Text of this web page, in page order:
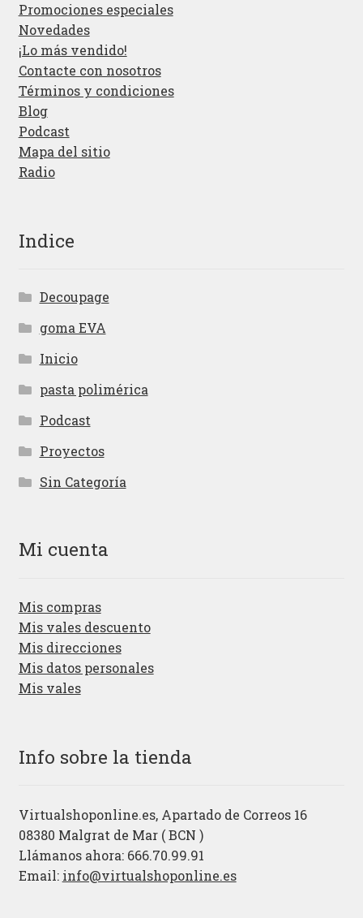
Promociones especiales
Novedades
¡Lo más vendido!
Contacte con nosotros
Términos y condiciones
Blog
Podcast
Mapa del sitio
Radio
Indice
Decoupage
goma EVA
Inicio
pasta polimérica
Podcast
Proyectos
Sin Categoría
Mi cuenta
Mis compras
Mis vales descuento
Mis direcciones
Mis datos personales
Mis vales
Info sobre la tienda
Virtualshoponline.es, Apartado de Correos 16
08380 Malgrat de Mar ( BCN )
Llámanos ahora: 666.70.99.91
Email: info@virtualshoponline.es